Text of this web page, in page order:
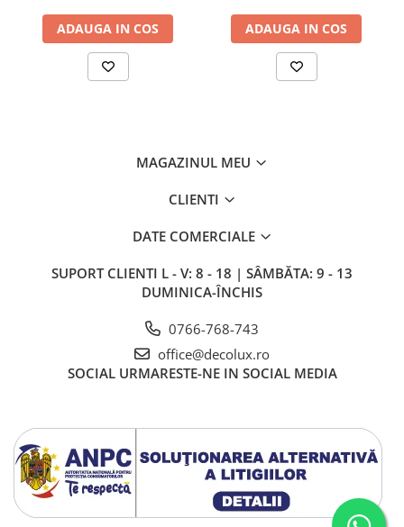
ADAUGA IN COS ADAUGA IN COS
MAGAZINUL MEU
CLIENTI
DATE COMERCIALE
SUPORT CLIENTI L - V: 8 - 18 | SÂMBĂTA: 9 - 13
DUMINICA-ÎNCHIS
0766-768-743
office@decolux.ro
SOCIAL URMARESTE-NE IN SOCIAL MEDIA